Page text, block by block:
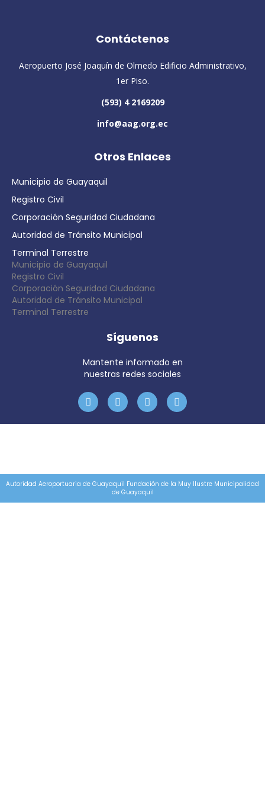
Contáctenos
Aeropuerto José Joaquín de Olmedo Edificio Administrativo,
1er Piso.
(593) 4 2169209
info@aag.org.ec
Otros Enlaces
Municipio de Guayaquil
Registro Civil
Corporación Seguridad Ciudadana
Autoridad de Tránsito Municipal
Terminal Terrestre
Municipio de Guayaquil
Registro Civil
Corporación Seguridad Ciudadana
Autoridad de Tránsito Municipal
Terminal Terrestre
Síguenos
Mantente informado en
nuestras redes sociales
Autoridad Aeroportuaria de Guayaquil Fundación de la Muy Ilustre Municipalidad
de Guayaquil